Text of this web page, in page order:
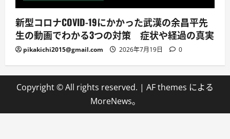
新型コロナCOVID-19にかかった武漢の余昌平先
生の動画でわかる3つの対策 症状や経過の真実
pikakichi2015@gmail.com 2026年7月19日 0
Copyright © All rights reserved. | AF themes による
MoreNews。